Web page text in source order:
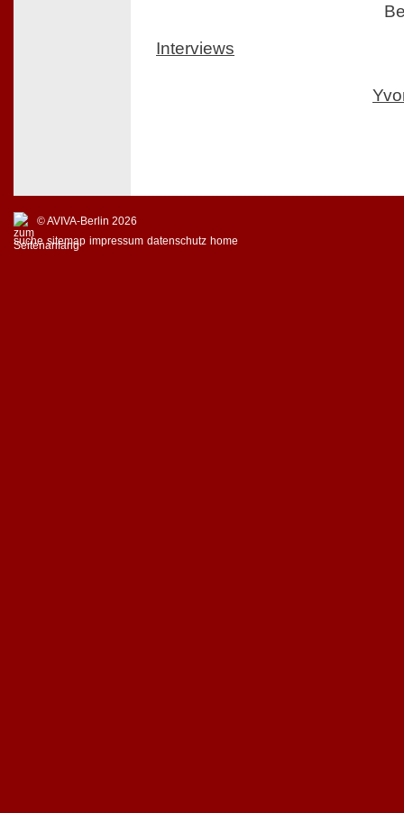
Interviews
© AVIVA-Berlin 2026
suche sitemap impressum datenschutz home